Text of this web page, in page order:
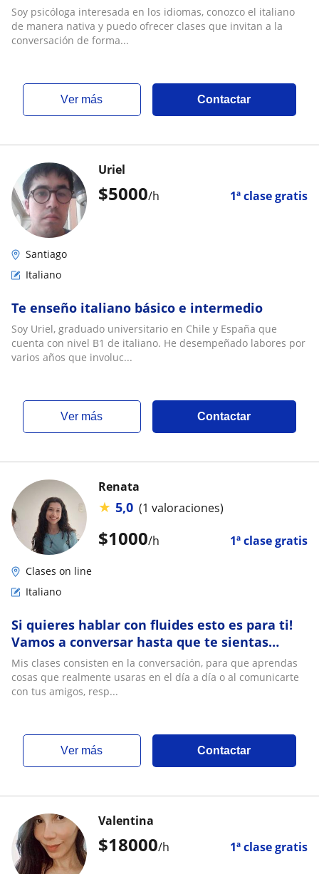
Soy psicóloga interesada en los idiomas, conozco el italiano
de manera nativa y puedo ofrecer clases que invitan a la
conversación de forma...
ver más Contactar
$5000/h 1ª clase gratis
Uriel
Santiago
Italiano
Te enseño italiano básico e intermedio
Soy Uriel, graduado universitario en Chile y España que
cuenta con nivel B1 de italiano. He desempeñado labores por
varios años que involuc...
ver más Contactar
$1000/h 1ª clase gratis
Renata
★ 5,0 (1 valoraciones)
Clases on line
Italiano
Si quieres hablar con fluides esto es para ti!
Vamos a conversar hasta que te sientas
seguro y como nativo!
Mis clases consisten en la conversación, para que aprendas
cosas que realmente usaras en el día a día o al comunicarte
con tus amigos, resp...
ver más Contactar
$18000/h 1ª clase gratis
Valentina